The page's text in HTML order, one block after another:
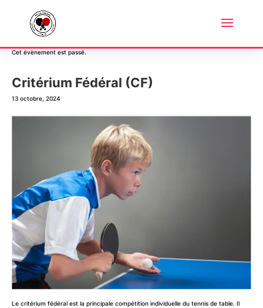
« Tous les Évènements
Cet évènement est passé.
Critérium Fédéral (CF)
13 octobre, 2024
Le critérium fédéral est la principale compétition individuelle du tennis de table. Il